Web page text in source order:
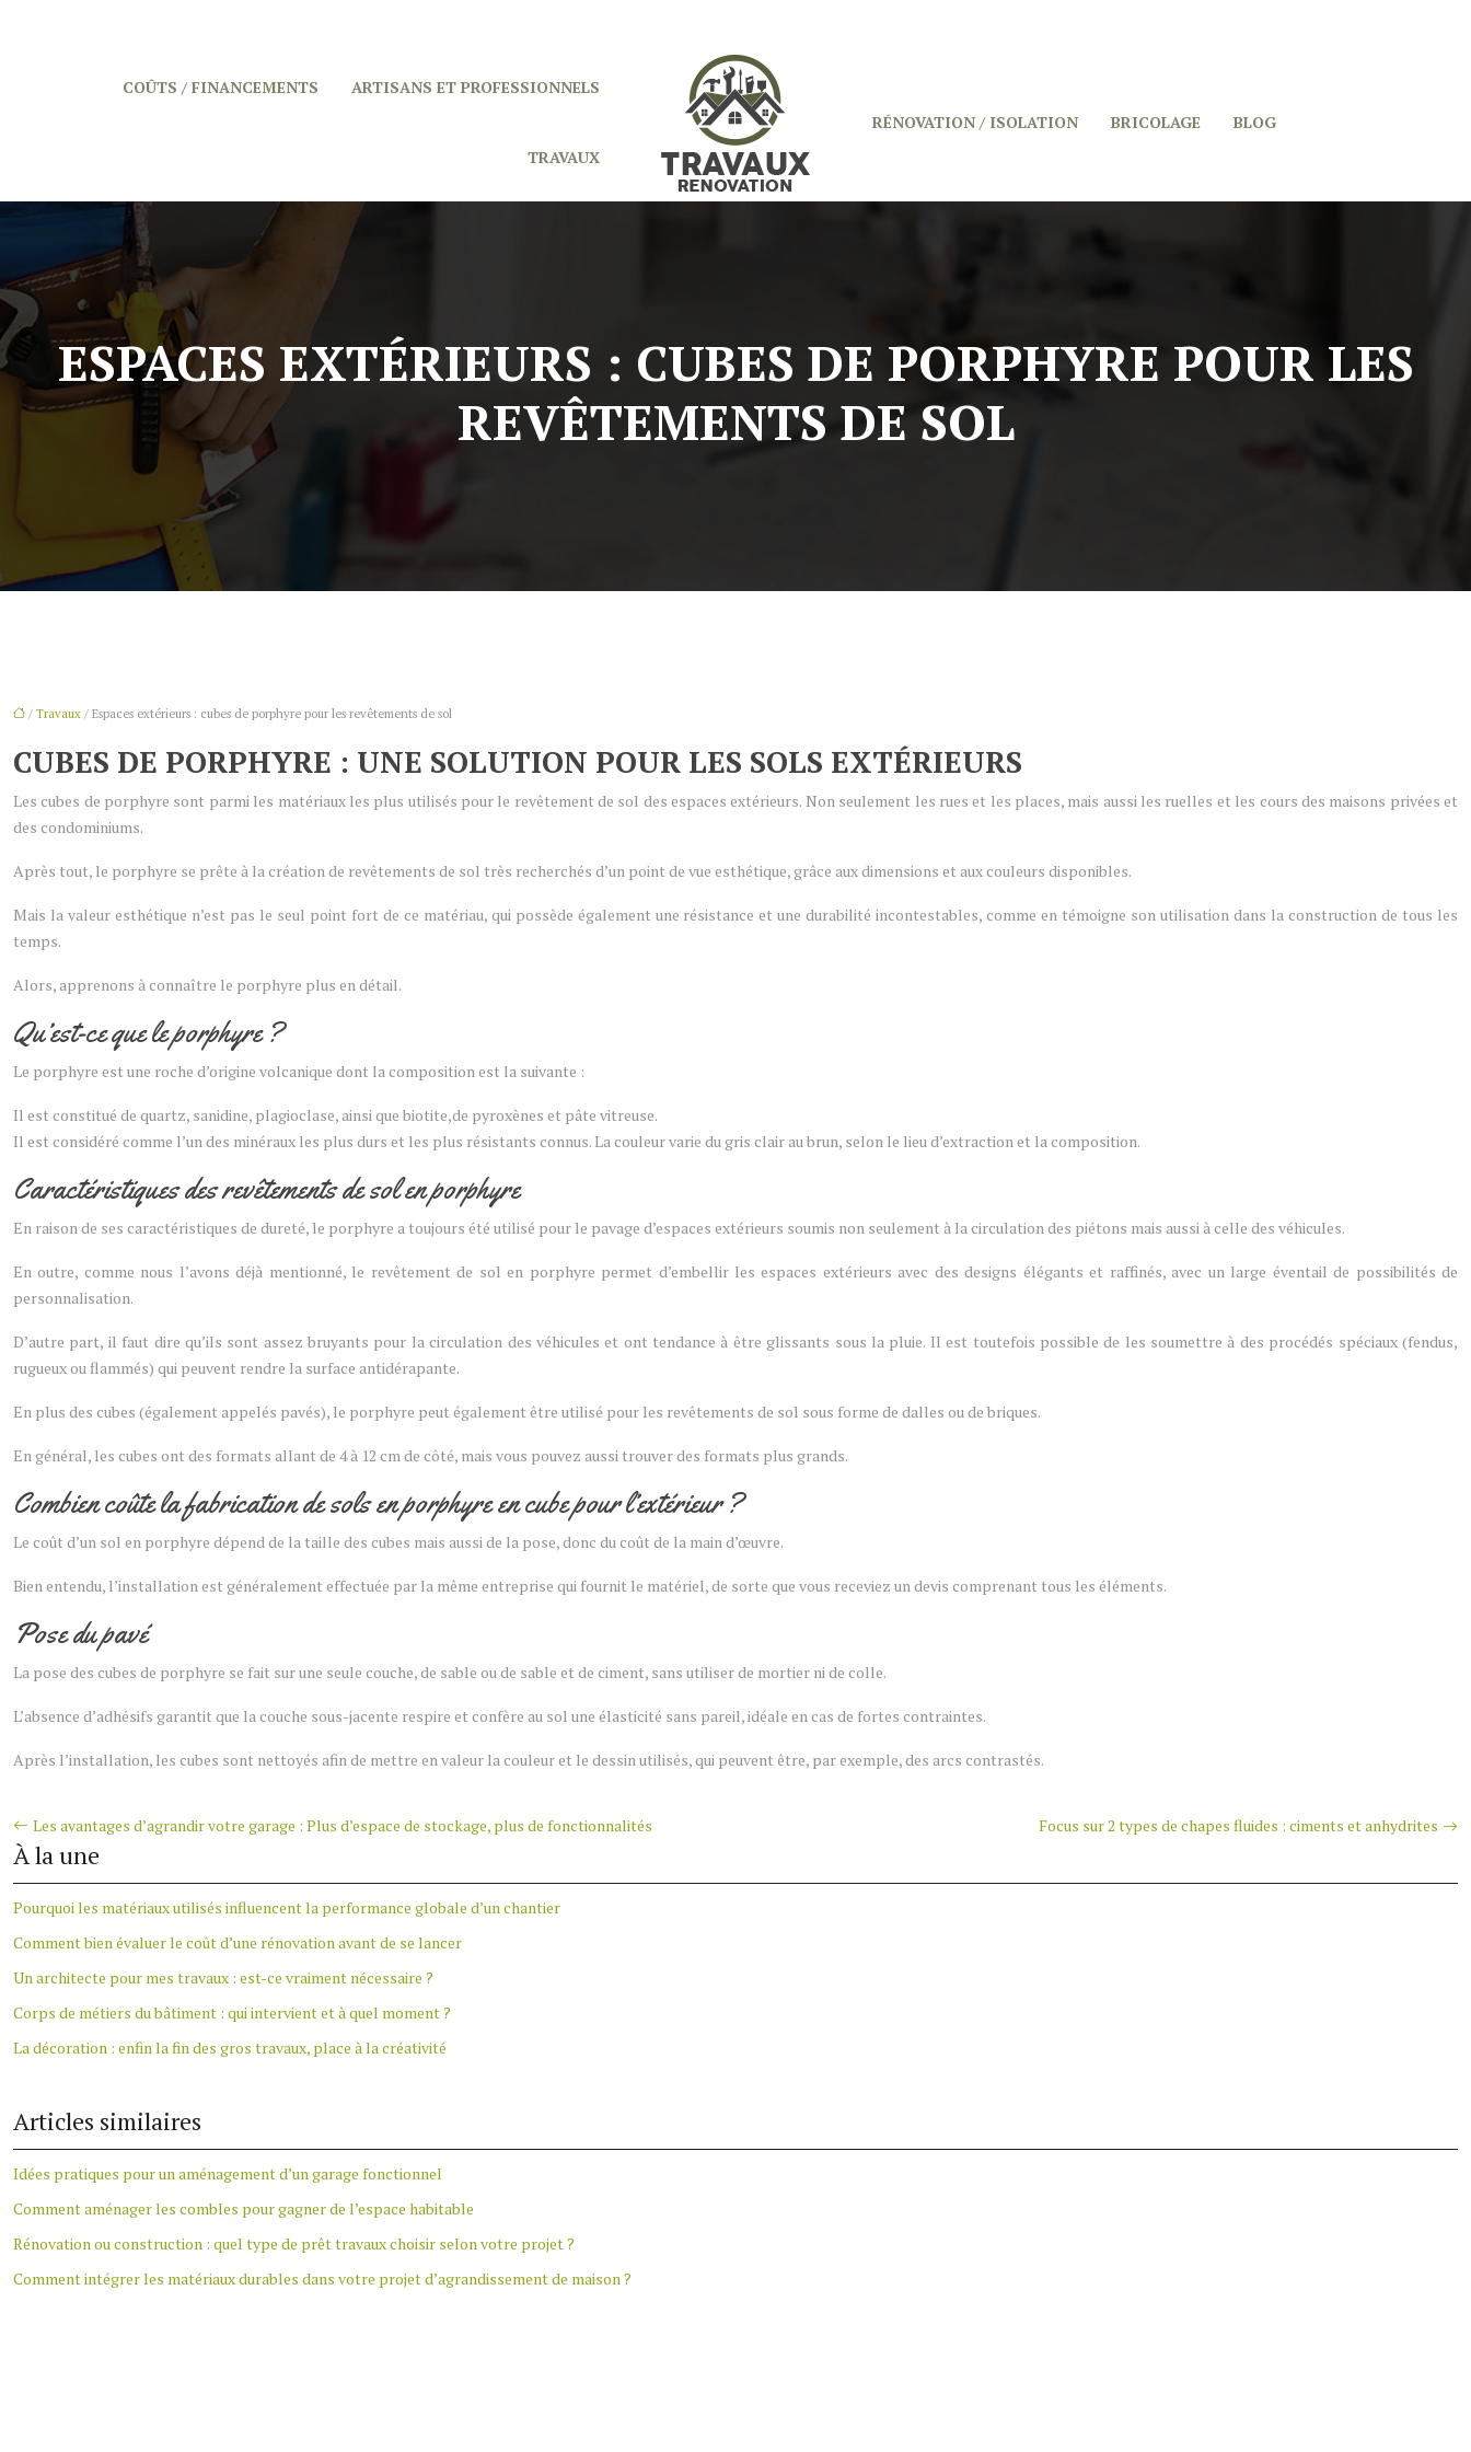
ARTISANS ET PROFESSIONNELS
COÛTS / FINANCEMENTS
TRAVAUX
RÉNOVATION / ISOLATION BRICOLAGE BLOG
ESPACES EXTÉRIEURS : CUBES DE PORPHYRE POUR LES
REVÊTEMENTS DE SOL
/ Travaux / Espaces extérieurs : cubes de porphyre pour les revêtements de sol
CUBES DE PORPHYRE : UNE SOLUTION POUR LES SOLS EXTÉRIEURS
Les cubes de porphyre sont parmi les matériaux les plus utilisés pour le revêtement de sol des espaces extérieurs. Non seulement les rues et les places, mais aussi les ruelles et les cours des maisons privées et
des condominiums.
Après tout, le porphyre se prête à la création de revêtements de sol très recherchés d’un point de vue esthétique, grâce aux dimensions et aux couleurs disponibles.
Mais la valeur esthétique n’est pas le seul point fort de ce matériau, qui possède également une résistance et une durabilité incontestables, comme en témoigne son utilisation dans la construction de tous les
temps.
Alors, apprenons à connaître le porphyre plus en détail.
Qu’est-ce que le porphyre ?
Le porphyre est une roche d’origine volcanique dont la composition est la suivante :
Il est constitué de quartz, sanidine, plagioclase, ainsi que biotite,de pyroxènes et pâte vitreuse.
Il est considéré comme l’un des minéraux les plus durs et les plus résistants connus. La couleur varie du gris clair au brun, selon le lieu d’extraction et la composition.
Caractéristiques des revêtements de sol en porphyre
En raison de ses caractéristiques de dureté, le porphyre a toujours été utilisé pour le pavage d’espaces extérieurs soumis non seulement à la circulation des piétons mais aussi à celle des véhicules.
En outre, comme nous l’avons déjà mentionné, le revêtement de sol en porphyre permet d’embellir les espaces extérieurs avec des designs élégants et raffinés, avec un large éventail de possibilités de
personnalisation.
D’autre part, il faut dire qu’ils sont assez bruyants pour la circulation des véhicules et ont tendance à être glissants sous la pluie. Il est toutefois possible de les soumettre à des procédés spéciaux (fendus,
rugueux ou flammés) qui peuvent rendre la surface antidérapante.
En plus des cubes (également appelés pavés), le porphyre peut également être utilisé pour les revêtements de sol sous forme de dalles ou de briques.
En général, les cubes ont des formats allant de 4 à 12 cm de côté, mais vous pouvez aussi trouver des formats plus grands.
Combien coûte la fabrication de sols en porphyre en cube pour l’extérieur ?
Le coût d’un sol en porphyre dépend de la taille des cubes mais aussi de la pose, donc du coût de la main d’œuvre.
Bien entendu, l’installation est généralement effectuée par la même entreprise qui fournit le matériel, de sorte que vous receviez un devis comprenant tous les éléments.
Pose du pavé
La pose des cubes de porphyre se fait sur une seule couche, de sable ou de sable et de ciment, sans utiliser de mortier ni de colle.
L’absence d’adhésifs garantit que la couche sous-jacente respire et confère au sol une élasticité sans pareil, idéale en cas de fortes contraintes.
Après l’installation, les cubes sont nettoyés afin de mettre en valeur la couleur et le dessin utilisés, qui peuvent être, par exemple, des arcs contrastés.
Les avantages d’agrandir votre garage : Plus d’espace de stockage, plus de fonctionnalités Focus sur 2 types de chapes fluides : ciments et anhydrites
À la une
Pourquoi les matériaux utilisés influencent la performance globale d’un chantier
Comment bien évaluer le coût d’une rénovation avant de se lancer
Un architecte pour mes travaux : est-ce vraiment nécessaire ?
Corps de métiers du bâtiment : qui intervient et à quel moment ?
La décoration : enfin la fin des gros travaux, place à la créativité
Articles similaires
Idées pratiques pour un aménagement d’un garage fonctionnel
Comment aménager les combles pour gagner de l’espace habitable
Rénovation ou construction : quel type de prêt travaux choisir selon votre projet ?
Comment intégrer les matériaux durables dans votre projet d’agrandissement de maison ?